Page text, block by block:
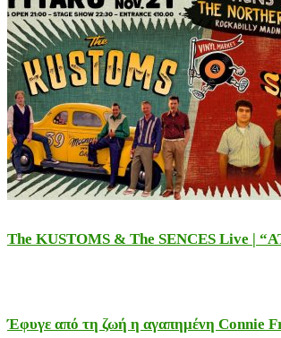
The KUSTOMS & The SENCES Live |
Έφυγε από τη ζωή η αγαπημένη Connie